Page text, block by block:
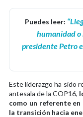
Puedes leer:
humanidad o
presidente Petro
Este liderazgo ha sido
antesala de la COP16,
como un referente
la transición hacia